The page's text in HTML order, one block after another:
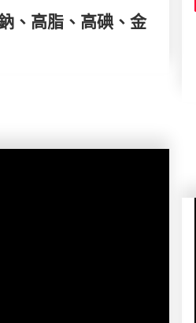
、高脂、高碘、金